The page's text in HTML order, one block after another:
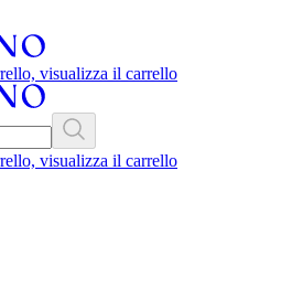
visualizza il carrello
visualizza il carrello